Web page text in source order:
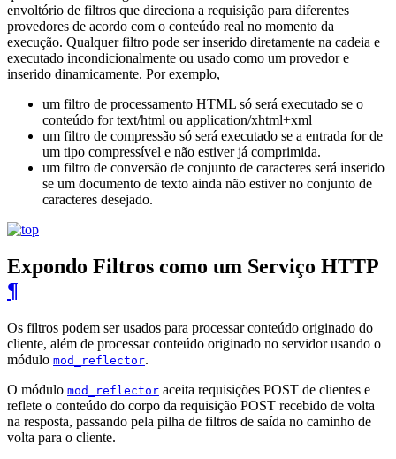
envoltório de filtros que direciona a requisição para diferentes
provedores de acordo com o conteúdo real no momento da
execução. Qualquer filtro pode ser inserido diretamente na cadeia e
executado incondicionalmente ou usado como um provedor e
inserido dinamicamente. Por exemplo,
um filtro de processamento HTML só será executado se o
conteúdo for text/html ou application/xhtml+xml
um filtro de compressão só será executado se a entrada for de
um tipo compressível e não estiver já comprimida.
um filtro de conversão de conjunto de caracteres será inserido
se um documento de texto ainda não estiver no conjunto de
caracteres desejado.
Expondo Filtros como um Serviço HTTP
¶
Os filtros podem ser usados ​​para processar conteúdo originado do
cliente, além de processar conteúdo originado no servidor usando o
módulo mod_reflector.
O módulo mod_reflector aceita requisições POST de clientes e
reflete o conteúdo do corpo da requisição POST recebido de volta
na resposta, passando pela pilha de filtros de saída no caminho de
volta para o cliente.